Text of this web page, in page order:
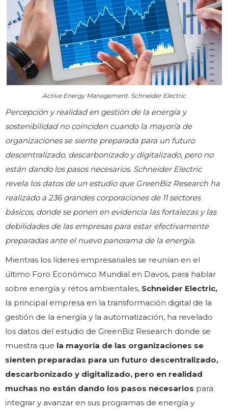
Active Energy Management. Schneider Electric
Percepción y realidad en gestión de la energía y
sostenibilidad no coinciden cuando la mayoría de
organizaciones se siente preparada para un futuro
descentralizado, descarbonizado y digitalizado, pero no
están dando los pasos necesarios. Schneider Electric
revela los datos de un estudio que GreenBiz Research ha
realizado a 236 grandes corporaciones de 11 sectores
básicos, donde se ponen en evidencia las fortalezas y las
debilidades de las empresas para estar efectivamente
preparadas ante el nuevo panorama de la energía.
Mientras los líderes empresariales se reunían en el
último Foro Económico Mundial en Davos, para hablar
sobre energía y retos ambientales, Schneider Electric,
la principal empresa en la transformación digital de la
gestión de la energía y la automatización, ha revelado
los datos del estudio de GreenBiz Research donde se
muestra que la mayoría de las organizaciones se
sienten preparadas para un futuro descentralizado,
descarbonizado y digitalizado, pero en realidad
muchas no están dando los pasos necesarios para
integrar y avanzar en sus programas de energía y